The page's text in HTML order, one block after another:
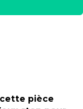
pièce